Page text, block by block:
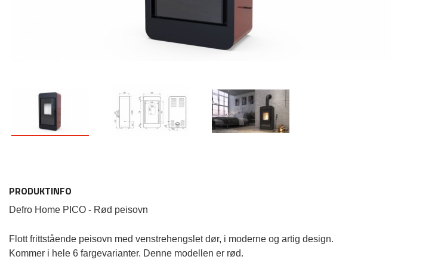
PRODUKTINFO
Defro Home PICO - Rød peisovn
Flott frittstående peisovn med venstrehengslet dør, i moderne og artig design.
Kommer i hele 6 fargevarianter. Denne modellen er rød.